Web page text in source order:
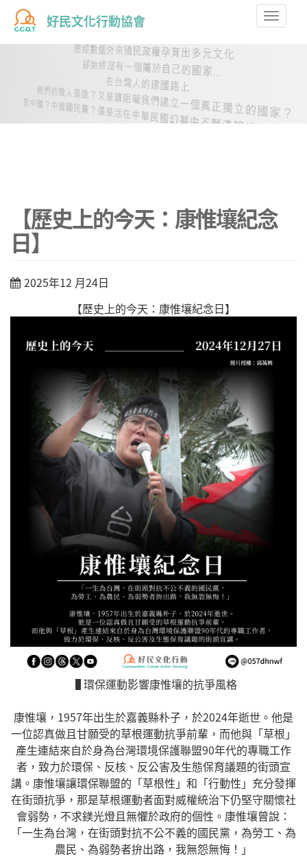
好民文化行動協會
Toggle
【歷史上的今天：康惟壤紀念
日】
2025年12 月24日
【歷史上的今天：康惟壤紀念日】
▐ 環保運動影響康惟壤的抗爭風格
康惟壤，1957年出生於嘉義縣朴子，於2024年逝世。他是
一位認真做且甘願受的草根運動抗爭前輩，而他與「草根」
產生連結來自於身為台灣環境保護聯盟90年代的專職工作
者，致力於環保、反核、反公害及生態保育議題的街頭宣
講。康惟壤讓環保聯盟的「草根性」和「行動性」充分發揮
在街頭抗爭，那是草根運動者面對威權統治下仍堅守關懷社
會弱勢，不求鎂光燈且無懼於政府的個性。康惟壤曾說：
「一生為台灣，在街頭對抗不公不義的國民黨，為勞工、為
農民、為弱勢者拚出路，我無怨無悔！」